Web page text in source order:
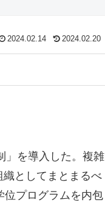
2024.02.14 2024.02.20
」を導入した。複雑
としてまとまるべ
位プログラムを内包